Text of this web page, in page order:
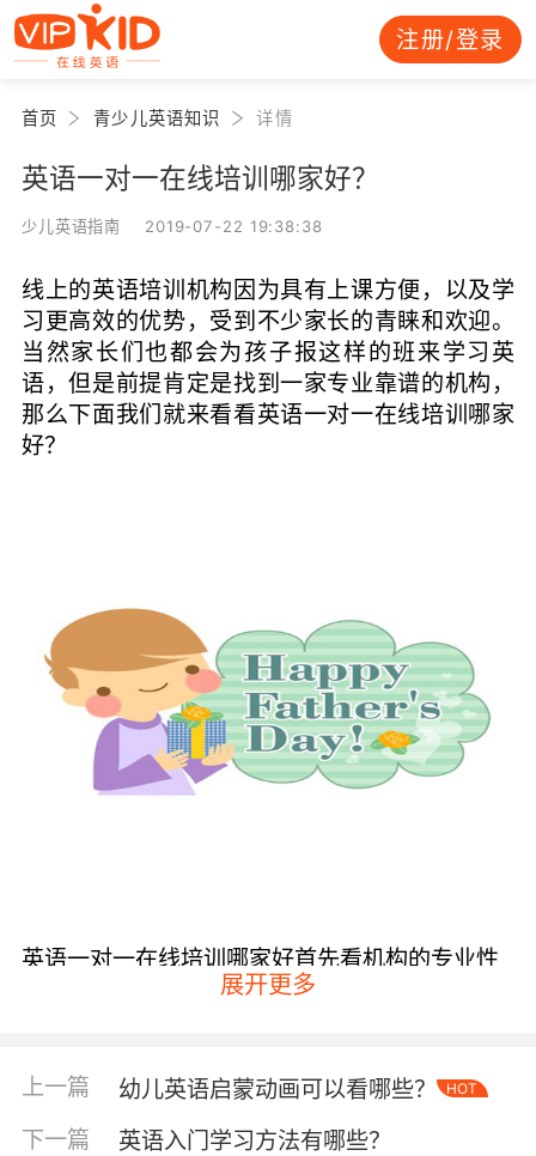
注册/登录
首页 青少儿英语知识 详情
英语一对一在线培训哪家好？
少儿英语指南 2019-07-22 19:38:38
线上的英语培训机构因为具有上课方便，以及学
习更高效的优势，受到不少家长的青睐和欢迎。
当然家长们也都会为孩子报这样的班来学习英
语，但是前提肯定是找到一家专业靠谱的机构，
那么下面我们就来看看英语一对一在线培训哪家
好？
英语一对一在线培训哪家好首先看机构的专业性
的机构在各个方面都会做的很好。专业的机构才
是大家的首选，也是孩子们学好英语的重要保
障。
展开更多
上一篇 幼儿英语启蒙动画可以看哪些？ HOT
下一篇 英语入门学习方法有哪些？